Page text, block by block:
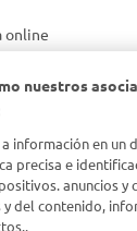
online
nuestros
información en un
precisa e
anuncios y
y del contenido,